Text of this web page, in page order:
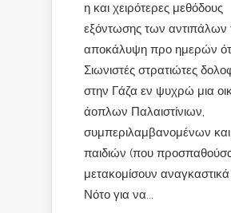
η και χειρότερες μεθόδους
εξόντωσης των αντιπάλων
αποκάλυψη προ ημερών
Σιωνιστές στρατιώτες
στην Γάζα εν ψυχρώ μια
άοπλων Παλαιστίνιων,
συμπεριλαμβανομένων
παιδιών (που
μετακομίσουν
Νότο για να...